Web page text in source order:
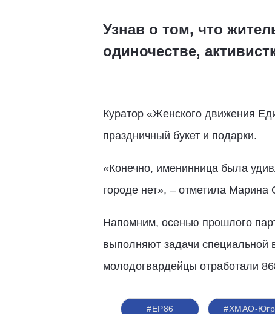
Узнав о том, что
одиночестве,
Куратор «Женского движения
праздничный букет и подарки.
«Конечно, именинница была
городе нет», – отметила Марина
Напомним, осенью прошлого
выполняют задачи специальной
молодогвардейцы отработали
#ЕР86 #ХМАО-